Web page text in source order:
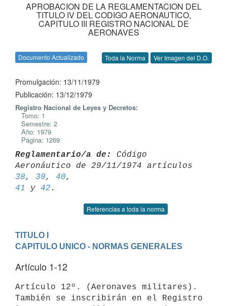
APROBACION DE LA REGLAMENTACION DEL
TITULO IV DEL CODIGO AERONAUTICO,
CAPITULO III REGISTRO NACIONAL DE
AERONAVES
Documento Actualizado Toda la Norma Ver Imagen del D.O.
Promulgación: 13/11/1979
Publicación: 13/12/1979
Registro Nacional de Leyes y Decretos:
Tomo: 1
Semestre: 2
Año: 1979
Página: 1269
Reglamentario/a de:
Código
38, 39, 40
41
y 42
Referencias a toda la norma
TITULO I
CAPITULO UNICO - NORMAS GENERALES
Artículo 1-12
Artículo 12º. (Aeronaves militares).
También se inscribirán en el Registro